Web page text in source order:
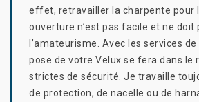
effet, retravailler la charpente pour
ouverture n’est pas facile et ne doit
l’amateurisme. Avec les services
pose de votre Velux se fera dans le
strictes de sécurité. Je travaille
de protection, de nacelle ou de